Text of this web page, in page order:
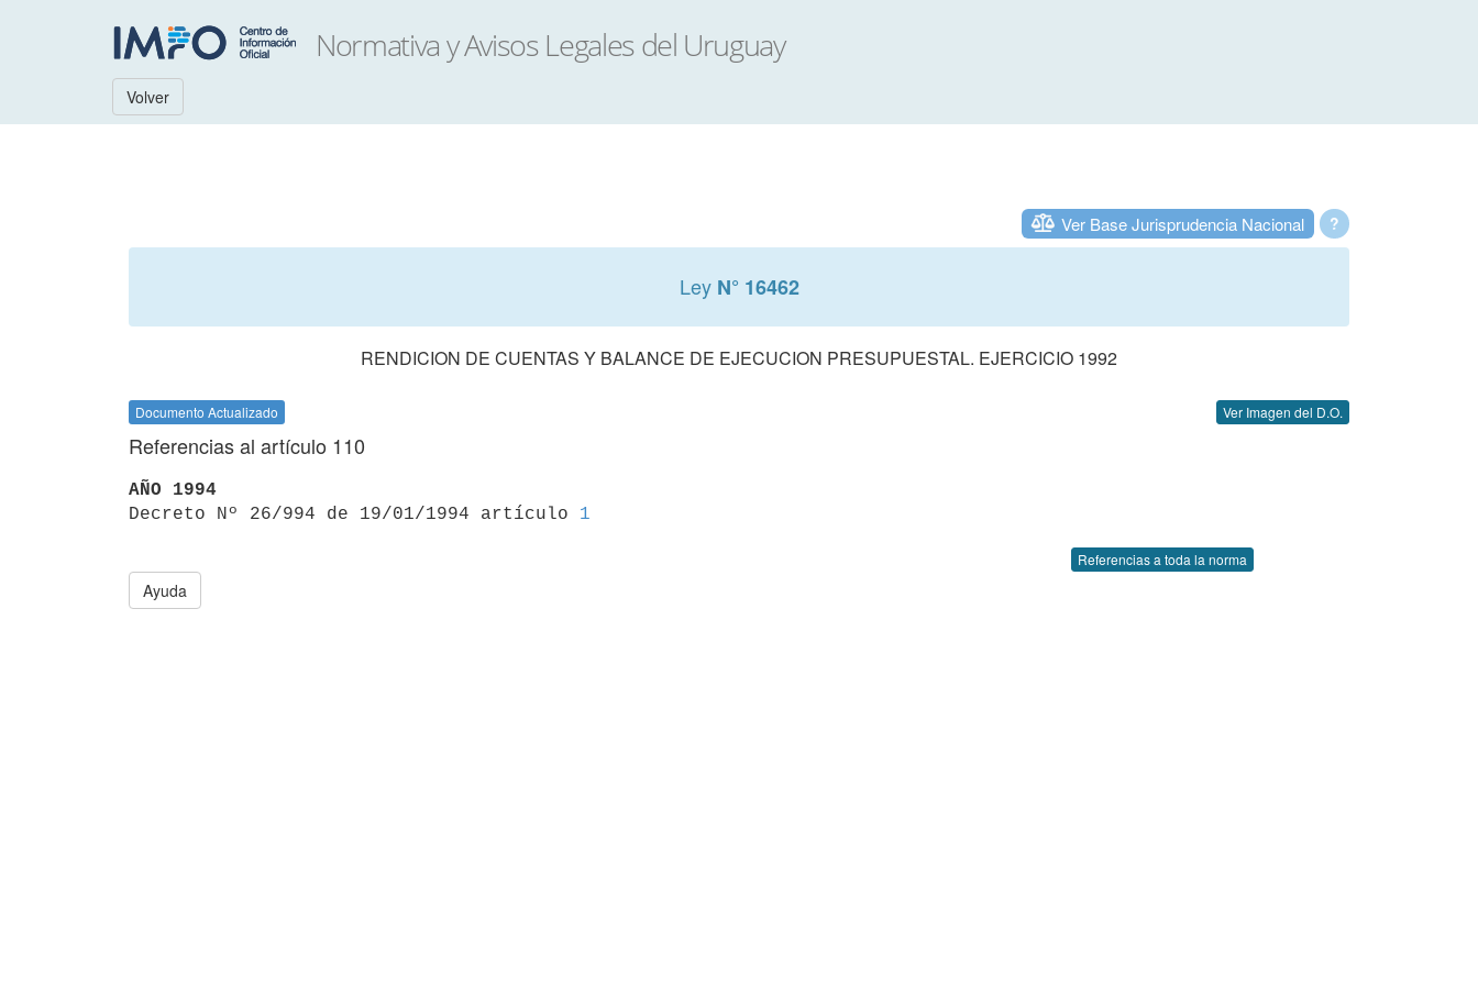
Volver
?
Ver Base Jurisprudencia Nacional
Ley N° 16462
RENDICION DE CUENTAS Y BALANCE DE EJECUCION PRESUPUESTAL. EJERCICIO 1992
Documento Actualizado Ver Imagen del D.O.
Referencias al artículo 110
AÑO 1994
Decreto Nº 26/994 de 19/01/1994 artículo 1
Referencias a toda la norma
Ayuda